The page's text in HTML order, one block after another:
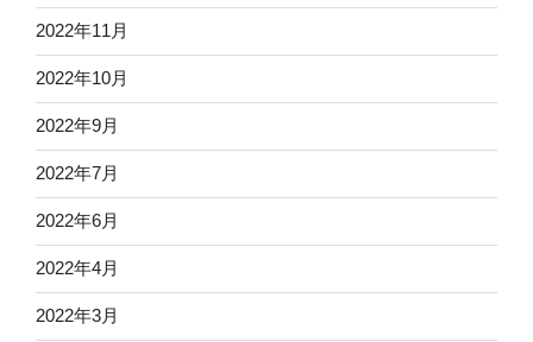
2022年11月
2022年10月
2022年9月
2022年7月
2022年6月
2022年4月
2022年3月